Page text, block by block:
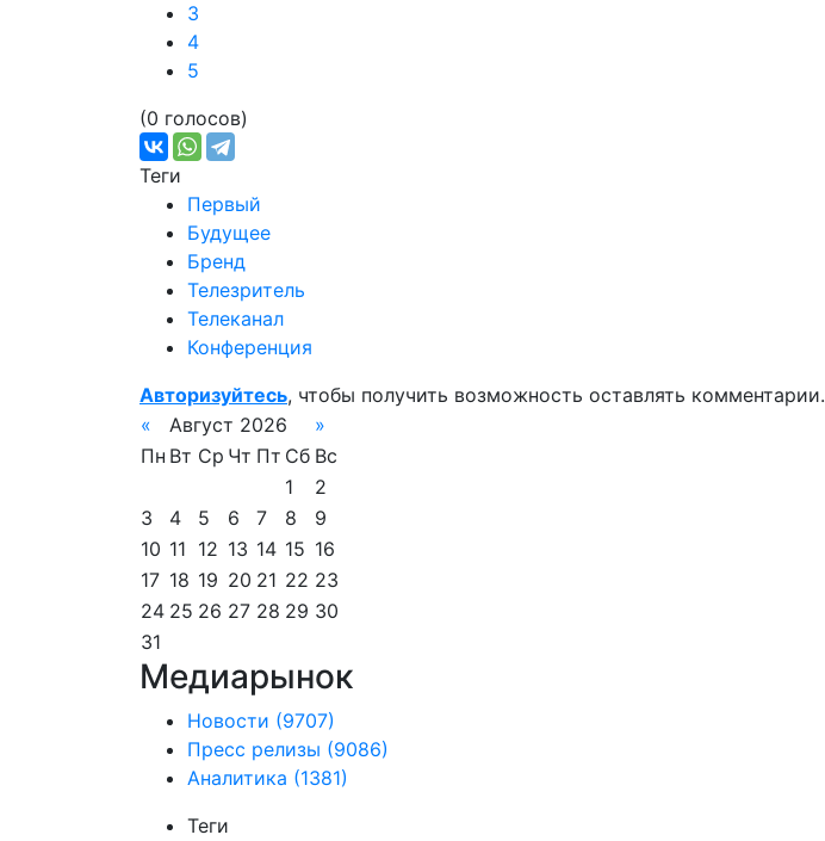
3
4
5
(0 голосов)
Теги
Первый
Будущее
Бренд
Телезритель
Телеканал
Конференция
Авторизуйтесь, чтобы получить возможность оставлять комментарии.
«
Август 2026
»
Пн Вт Ср Чт Пт Сб Вс
1
2
3
4 5 6 7 8
9
10 11 12 13 14 15 16
17 18 19 20 21 22 23
24 25 26 27 28 29 30
31
Медиарынок
Новости (9707)
Пресс релизы (9086)
Аналитика (1381)
Теги